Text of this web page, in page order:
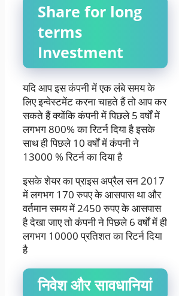
Share for long
terms
Investment
यदि आप इस कंपनी में एक लंबे समय के
लिए इन्वेस्टमेंट करना चाहते हैं तो आप कर
सकते हैं क्योंकि कंपनी में पिछले 5 वर्षों में
लगभग 800% का रिटर्न दिया है इसके
साथ ही पिछले 10 वर्षों में कंपनी ने
13000 % रिटर्न का दिया है
इसके शेयर का प्राइस अप्रैल सन 2017
में लगभग 170 रुपए के आसपास था और
वर्तमान समय में 2450 रुपए के आसपास
है देखा जाए तो कंपनी ने पिछले 6 वर्षों में ही
लगभग 10000 प्रतिशत का रिटर्न दिया
है
निवेश और सावधानियां